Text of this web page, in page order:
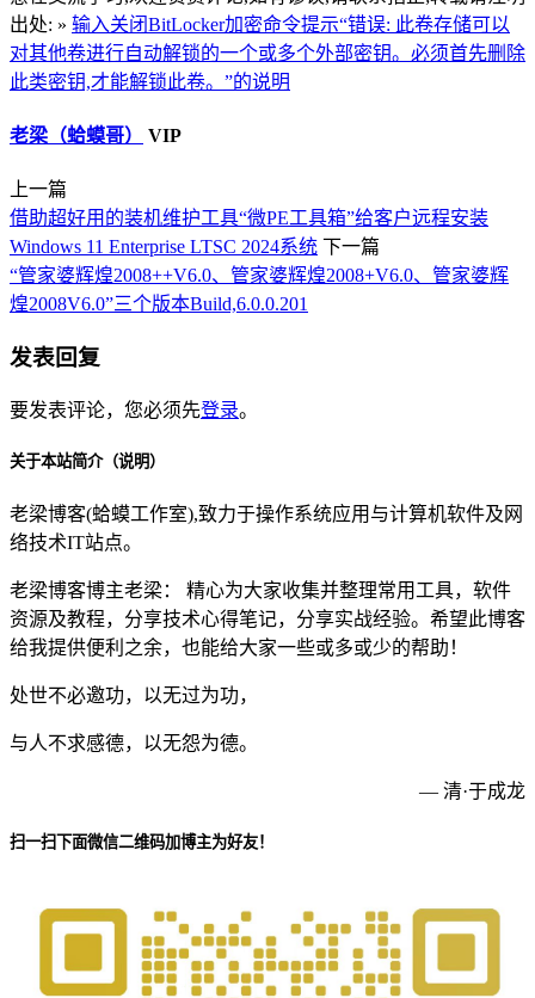
出处: » 输入关闭BitLocker加密命令提示“错误: 此卷存储可以
对其他卷进行自动解锁的一个或多个外部密钥。必须首先删除
此类密钥,才能解锁此卷。”的说明
老梁（蛤蟆哥） VIP
上一篇
借助超好用的装机维护工具“微PE工具箱”给客户远程安装
Windows 11 Enterprise LTSC 2024系统 下一篇
“管家婆辉煌2008++V6.0、管家婆辉煌2008+V6.0、管家婆辉
煌2008V6.0”三个版本Build,6.0.0.201
发表回复
要发表评论，您必须先登录。
关于本站简介（说明）
老梁博客(蛤蟆工作室),致力于操作系统应用与计算机软件及网
络技术IT站点。
老梁博客博主老梁： 精心为大家收集并整理常用工具，软件
资源及教程，分享技术心得笔记，分享实战经验。希望此博客
给我提供便利之余，也能给大家一些或多或少的帮助！
处世不必邀功，以无过为功，
与人不求感德，以无怨为德。
— 清·于成龙
扫一扫下面微信二维码加博主为好友！